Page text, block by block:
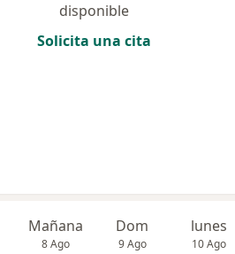
disponible
Solicita una cita
Mañana
8 Ago
Dom
9 Ago
lunes
10 Ago